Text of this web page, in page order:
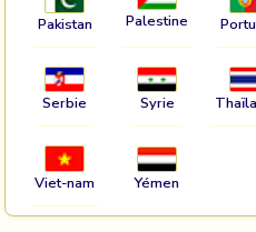
Pakistan Palestine
Serbie Syrie
Viet-nam Yémen